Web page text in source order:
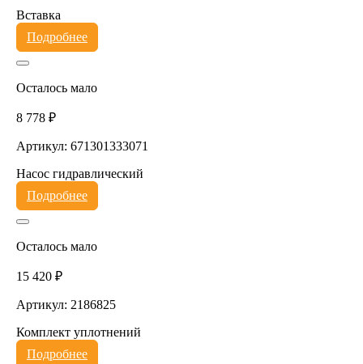
Вставка
Подробнее
Осталось мало
8 778 ₽
Артикул: 671301333071
Насос гидравлический
Подробнее
Осталось мало
15 420 ₽
Артикул: 2186825
Комплект уплотнений
Подробнее